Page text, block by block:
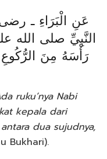
عَنِ الْبَرَاءِ ـ
النَّبِيِّ صلى الله
رَأْسَهُ مِنَ
ruku’nya Nabi
kepala dari
dua sujudnya,
Bukhari).